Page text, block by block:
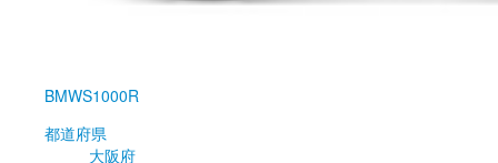
BMWS1000R
都道府県
大阪府